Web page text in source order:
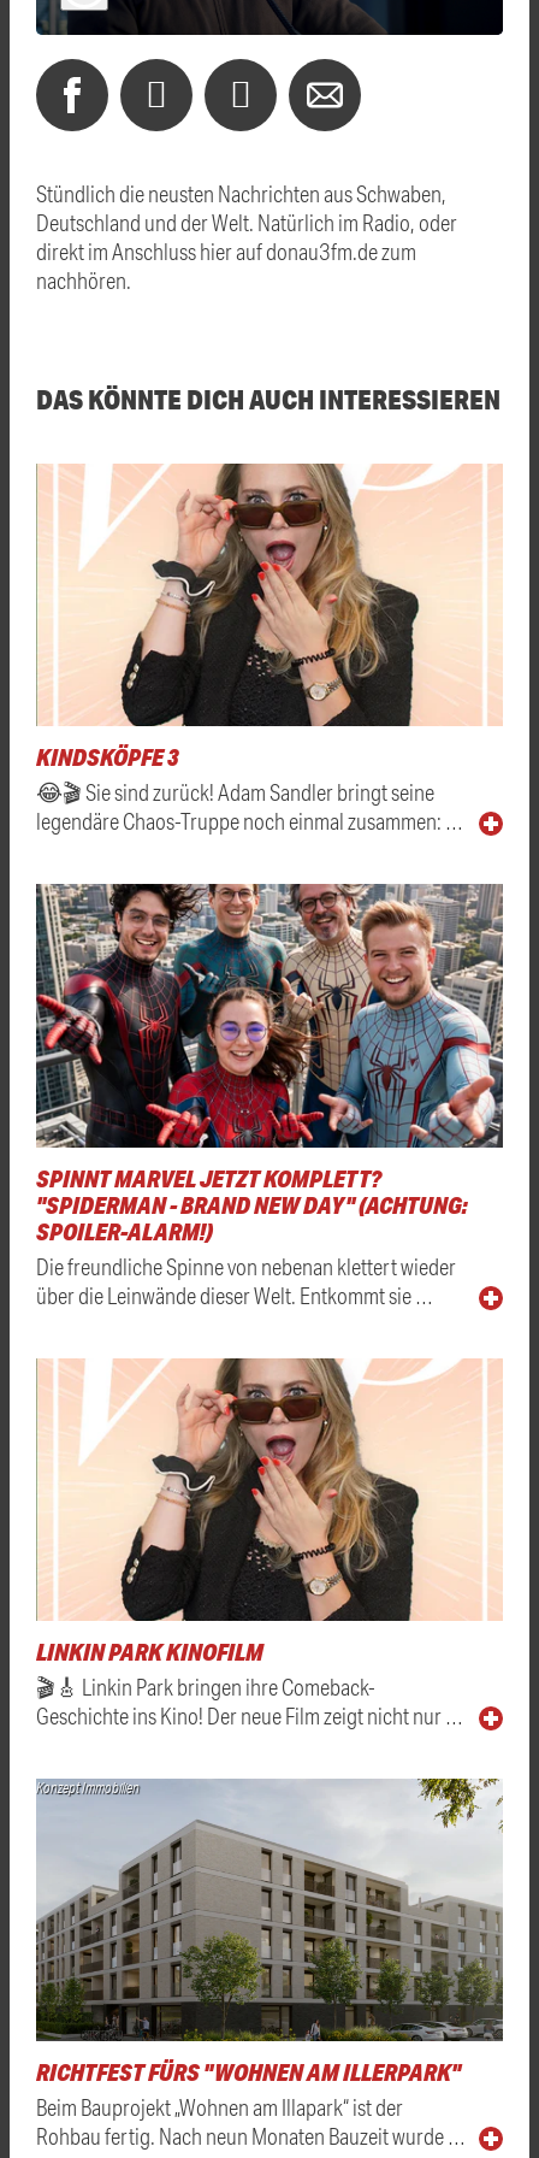
Stündlich die neusten Nachrichten aus Schwaben,
Deutschland und der Welt. Natürlich im Radio, oder
direkt im Anschluss hier auf donau3fm.de zum
nachhören.
DAS KÖNNTE DICH AUCH INTERESSIEREN
KINDSKÖPFE 3
😂🎬 Sie sind zurück! Adam Sandler bringt seine
legendäre Chaos-Truppe noch einmal zusammen: …
SPINNT MARVEL JETZT KOMPLETT?
"SPIDERMAN - BRAND NEW DAY" (ACHTUNG:
SPOILER-ALARM!)
Die freundliche Spinne von nebenan klettert wieder
über die Leinwände dieser Welt. Entkommt sie …
LINKIN PARK KINOFILM
🎬🎸 Linkin Park bringen ihre Comeback-
Geschichte ins Kino! Der neue Film zeigt nicht nur …
Konzept Immobilien
RICHTFEST FÜRS "WOHNEN AM ILLERPARK"
Beim Bauprojekt „Wohnen am Illapark“ ist der
Rohbau fertig. Nach neun Monaten Bauzeit wurde …